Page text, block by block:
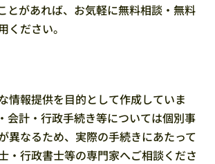
とがあれば、お気軽に無料相談・無料
ください。
情報提供を目的として作成していま
会計・行政手続き等については個別事
異なるため、実際の手続きにあたって
・行政書士等の専門家へご相談くださ